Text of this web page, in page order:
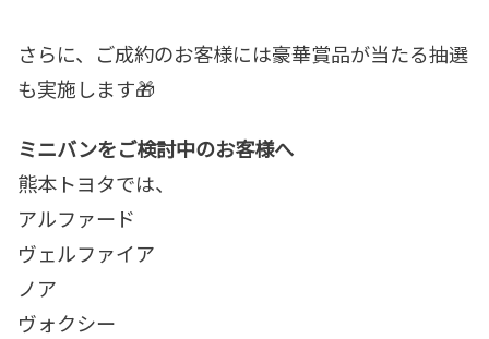
さらに、ご成約のお客様には豪華賞品が当たる抽選
も実施します🎁
ミニバンをご検討中のお客様へ
熊本トヨタでは、
アルファード
ヴェルファイア
ノア
ヴォクシー